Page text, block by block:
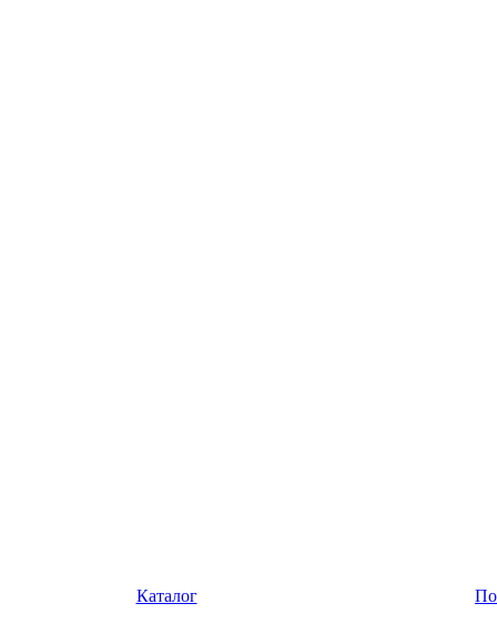
Каталог